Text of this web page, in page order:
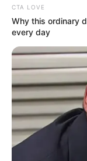
gehörende Burg
Mittelrhein. Auch
Ruinen zeugen,
kann ein
großer Teil der
unterirdische
CTA LOVE
Why this ordinary
every day